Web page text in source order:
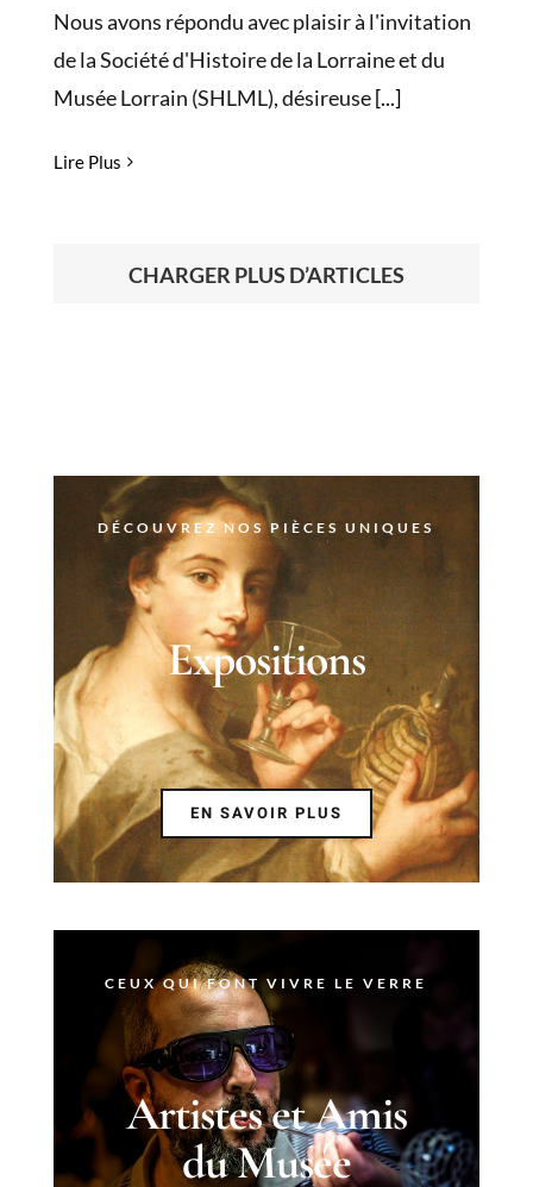
Nous avons répondu avec plaisir à l'invitation
de la Société d'Histoire de la Lorraine et du
Musée Lorrain (SHLML), désireuse[...]
Lire Plus
CHARGER PLUS D’ARTICLES
DÉCOUVREZ NOS PIÈCES UNIQUES
Expositions
EN SAVOIR PLUS
CEUX QUI FONT VIVRE LE VERRE
Artistes et Amis
du Musée